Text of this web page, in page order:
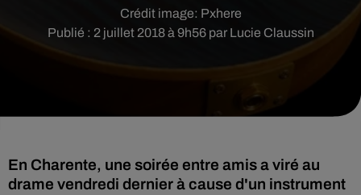
Publié : 2 juillet 2018 à 9h56 par Lucie Claussin
Crédit image: Pxhere
En Charente, une soirée entre amis a viré au
drame vendredi dernier à cause d'un instrument